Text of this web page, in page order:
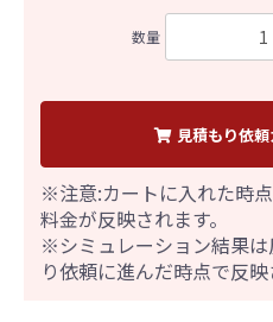
数量
見積もり依
※注意:カートに入れた時
料金が反映されます。
※シミュレーション結果
り依頼に進んだ時点で反映